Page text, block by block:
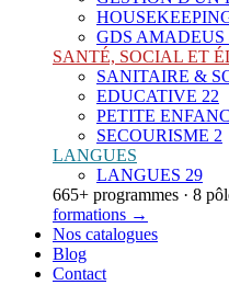
GDS AMADEUS
SANTÉ, SOCIAL ET
SANITAIRE &
EDUCATIVE 22
PETITE
SECOURISME 2
LANGUES
LANGUES 29
665+ programmes · 8
formations →
Nos catalogues
Blog
Contact